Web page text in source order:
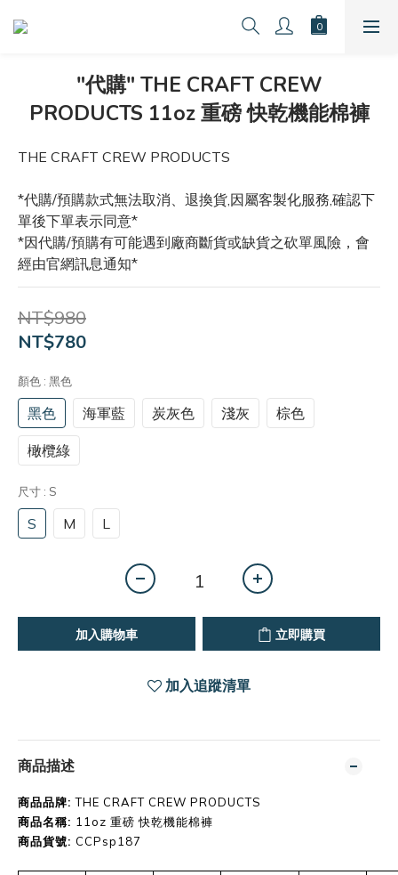
"代購" THE CRAFT CREW
PRODUCTS 11oz 重磅 快乾機能棉褲
THE CRAFT CREW PRODUCTS
*代購/預購款式無法取消、退換貨,因屬客製化服務,確認下
單後下單表示同意*
*因代購/預購有可能遇到廠商斷貨或缺貨之砍單風險，會
經由官網訊息通知*
NT$980
NT$780
顏色 : 黑色
黑色 海軍藍 炭灰色 淺灰 棕色
橄欖綠
尺寸 : S
S M L
加入購物車 立即購買
加入追蹤清單
商品描述
商品品牌:THE CRAFT CREW PRODUCTS
商品名稱: 11oz 重磅 快乾機能棉褲
商品貨號: CCPsp187